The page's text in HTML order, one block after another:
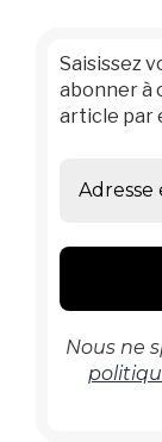
Saisissez
abonner à
article par
Nous ne